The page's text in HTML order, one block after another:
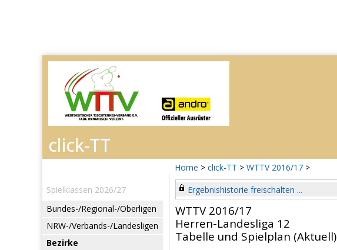
Home > click-TT > WTTV 2016/17 >
Spielklassen 2026/27
Bundes-/Regional-/Oberligen
NRW-/Verbands-/Landesligen
Bezirke
Ergebnishistorie freischalten ...
WTTV 2016/17
Herren-Landesliga 12
Tabelle und Spielplan (Aktuell)